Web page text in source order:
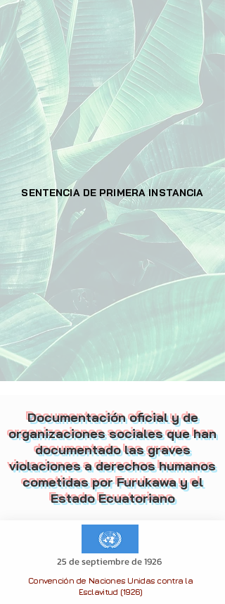
SENTENCIA DE PRIMERA INSTANCIA
Documentación oficial y de
organizaciones sociales que han
documentado las graves
violaciones a derechos humanos
cometidas por Furukawa y el
Estado Ecuatoriano
25 de septiembre de 1926
Convención de Naciones Unidas contra la
Esclavitud (1926)